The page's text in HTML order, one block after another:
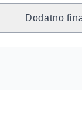
Dodatno